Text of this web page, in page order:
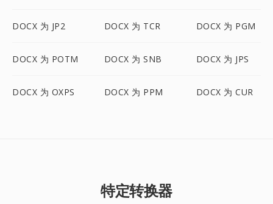
DOCX 为 JP2 DOCX 为 TCR DOCX 为 PGM
DOCX 为 POTM DOCX 为 SNB DOCX 为 JPS
DOCX 为 OXPS DOCX 为 PPM DOCX 为 CUR
特定转换器